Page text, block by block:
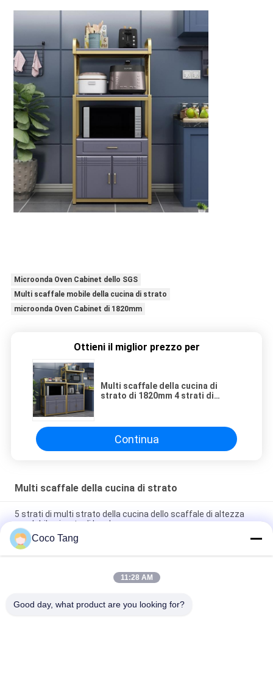
Microonda Oven Cabinet dello SGS
Multi scaffale mobile della cucina di strato
microonda Oven Cabinet di 1820mm
Ottieni il miglior prezzo per
Multi scaffale della cucina di
strato di 1820mm 4 strati di
Continua
Multi scaffale della cucina di strato
5 strati di multi strato della cucina dello scaffale di altezza
regolabile girante di lunghezza
Multi scaffale pieghevole di stoccaggio del piatto di
condizione del pavimento dello scaffale della cucina di strato
5 strati di acciaio inossidabile della cucina dello scaffale di
Coco Tang
11:28 AM
Good day, what product are you looking for?